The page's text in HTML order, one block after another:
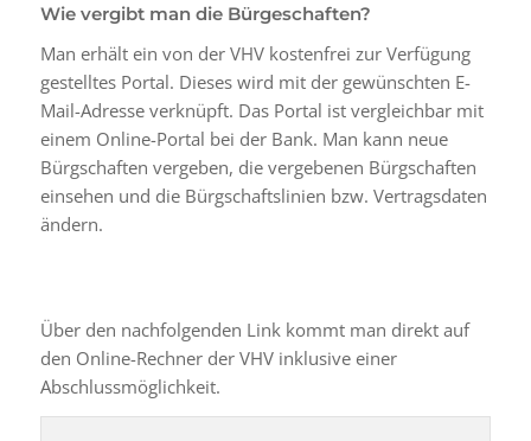
Wie vergibt man die Bürgeschaften?
Man erhält ein von der VHV kostenfrei zur Verfügung
gestelltes Portal. Dieses wird mit der gewünschten E-
Mail-Adresse verknüpft. Das Portal ist vergleichbar mit
einem Online-Portal bei der Bank. Man kann neue
Bürgschaften vergeben, die vergebenen Bürgschaften
einsehen und die Bürgschaftslinien bzw. Vertragsdaten
ändern.
Über den nachfolgenden Link kommt man direkt auf
den Online-Rechner der VHV inklusive einer
Abschlussmöglichkeit.